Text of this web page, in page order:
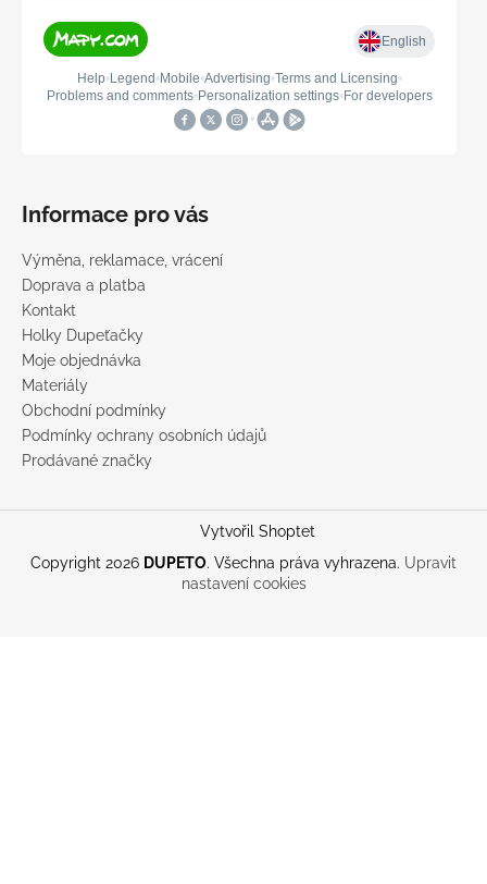
Informace pro vás
Výměna, reklamace, vrácení
Doprava a platba
Kontakt
Holky Dupeťačky
Moje objednávka
Materiály
Obchodní podmínky
Podmínky ochrany osobních údajů
Prodávané značky
Vytvořil Shoptet
Copyright 2026 DUPETO. Všechna práva vyhrazena. Upravit
nastavení cookies